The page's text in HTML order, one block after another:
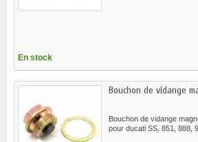
En stock
Bouchon de vidange
Bouchon de vidange
pour ducati SS, 851, 888,